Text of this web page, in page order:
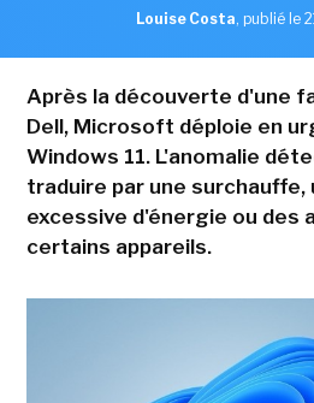
Louise Costa, publié le
Après la découverte d'une
Dell, Microsoft déploie en
Windows 11. L'anomalie
traduire par une
excessive d'énergie ou des
certains appareils.